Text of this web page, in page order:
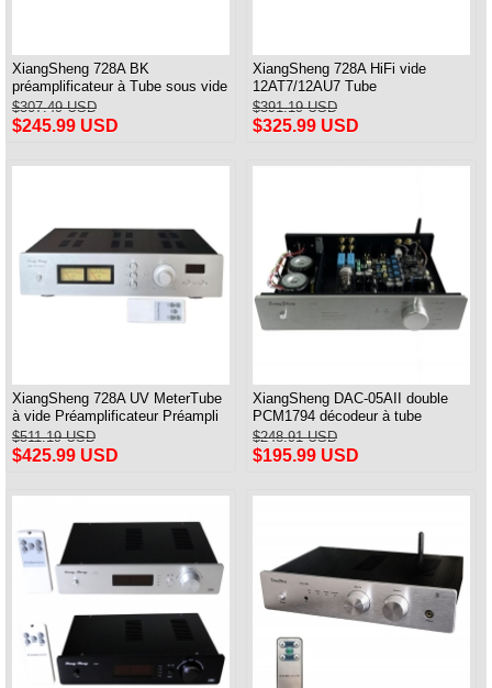
XiangSheng 728A BK
préamplificateur à Tube sous vide
circuit Shigeru Wada japon
$307.49 USD
$245.99 USD
XiangSheng 728A HiFi vide
12AT7/12AU7 Tube
préamplificateur stéréo HiFi
préampli processeur Audio
Version à distance
$391.19 USD
$325.99 USD
XiangSheng 728A UV MeterTube
à vide Préamplificateur Préampli
Télécommande & Balance &
Bluetooth
$511.19 USD
$425.99 USD
XiangSheng DAC-05AII double
PCM1794 décodeur à tube
équilibré HIFI USB Qualcomm
Bluetooth 8675/5125
$248.91 USD
$195.99 USD